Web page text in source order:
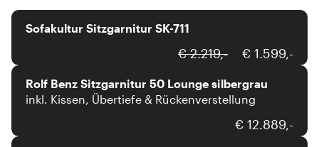
Sofakultur Sitzgarnitur SK-711
€ 2.219,- € 1.599,-
Rolf Benz
Rolf Benz Sitzgarnitur 50 Lounge silbergrau
inkl. Kissen, Übertiefe & Rückenverstellung
€ 12.889,-
Koinor